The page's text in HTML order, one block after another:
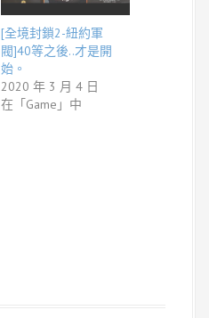
[全境封鎖2-紐約軍
閥]40等之後..才是開
始。
2020 年 3 月 4 日
在「Game」中